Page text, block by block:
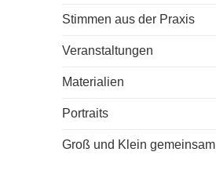
Stimmen aus der Praxis
Veranstaltungen
Materialien
Portraits
Groß und Klein gemeinsam